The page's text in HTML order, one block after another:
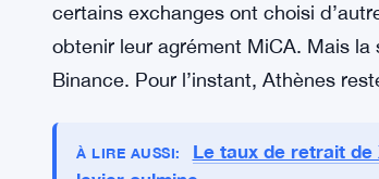
L’enjeu dépasse Binance seul.
similaires sous MiCA. Un refus
exigences européennes — et ça,